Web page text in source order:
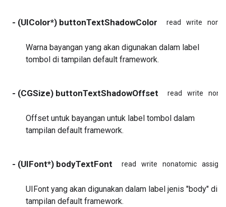
- (UIColor*) buttonTextShadowColor read write
Warna bayangan yang akan digunakan dalam label
tombol di tampilan default framework.
- (CGSize) buttonTextShadowOffset read write
Offset untuk bayangan untuk label tombol dalam
tampilan default framework.
- (UIFont*) bodyTextFont read write nonatomic assign
UIFont yang akan digunakan dalam label jenis "body" di
tampilan default framework.